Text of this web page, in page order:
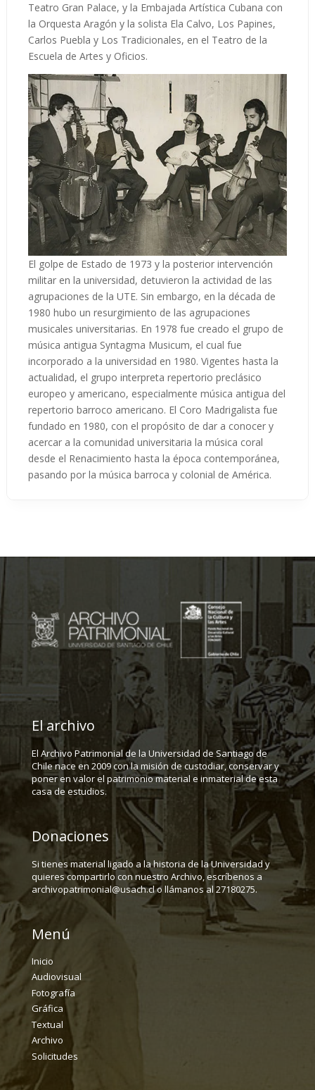
Teatro Gran Palace, y la Embajada Artística Cubana con
la Orquesta Aragón y la solista Ela Calvo, Los Papines,
Carlos Puebla y Los Tradicionales, en el Teatro de la
Escuela de Artes y Oficios.
El golpe de Estado de 1973 y la posterior intervención
militar en la universidad, detuvieron la actividad de las
agrupaciones de la UTE. Sin embargo, en la década de
1980 hubo un resurgimiento de las agrupaciones
musicales universitarias. En 1978 fue creado el grupo de
música antigua Syntagma Musicum, el cual fue
incorporado a la universidad en 1980. Vigentes hasta la
actualidad, el grupo interpreta repertorio preclásico
europeo y americano, especialmente música antigua del
repertorio barroco americano. El Coro Madrigalista fue
fundado en 1980, con el propósito de dar a conocer y
acercar a la comunidad universitaria la música coral
desde el Renacimiento hasta la época contemporánea,
pasando por la música barroca y colonial de América.
El archivo
El Archivo Patrimonial de la Universidad de Santiago de
Chile nace en 2009 con la misión de custodiar, conservar y
poner en valor el patrimonio material e inmaterial de esta
casa de estudios.
Donaciones
Si tienes material ligado a la historia de la Universidad y
quieres compartirlo con nuestro Archivo, escríbenos a
archivopatrimonial@usach.cl o llámanos al 27180275.
Menú
Inicio
Audiovisual
Fotografía
Gráfica
Textual
Archivo
Solicitudes